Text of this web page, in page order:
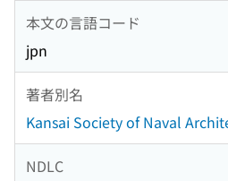
本文の言語コード
jpn
著者別名
Kansai Society of Naval
NDLC